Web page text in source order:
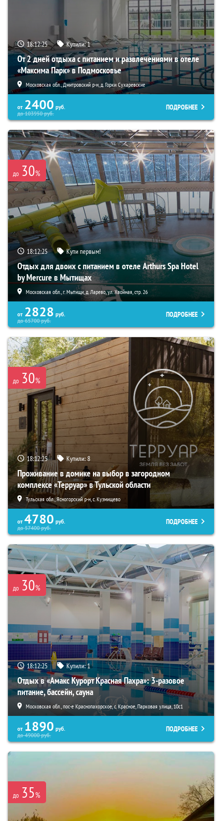
18:12:24 Купили:1
От 2 дней отдыха с питанием и развлечениями в отеле
«Максима Парк» в Подмосковье
Московская обл., Дмитровский р-н, д. Горки Сухаревские
от 2400 руб.
до103950руб.
ПОДРОБНЕЕ
до 30%
18:12:24 Купи первым!
Отдых для двоих с питанием в отеле Arthurs Spa Hotel
by Mercure в Мытищах
Московская обл., г. Мытищи, д. Ларево, ул. Хвойная, стр. 26
от 2828 руб.
до65700руб.
ПОДРОБНЕЕ
до 30%
18:12:24 Купили:8
Проживание в домике на выбор в загородном
комплексе «Терруар» в Тульской области
Тульская обл., Ясногорский р-н, с. Кузмищево
от 4780 руб.
до57400руб.
ПОДРОБНЕЕ
до 30%
18:12:24 Купили:1
Отдых в «Амакс Курорт ‎Красная Пахра»: 3-разовое
питание, бассейн, сауна
Московская обл., пос-е Краснопахорское, с. Красное, Парковая улица, 10с1
от 1890 руб.
до49000руб.
ПОДРОБНЕЕ
до 35%